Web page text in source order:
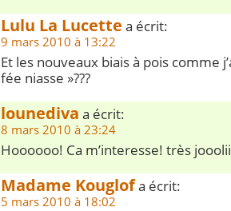
Lulu La Lucette a écrit:
9 mars 2010 à 13:22
Et les nouveaux biais à pois comme
fée niasse »???
lounediva a écrit:
8 mars 2010 à 23:24
Hoooooo! Ca m’interesse! très
Madame Kouglofa écrit:
5 mars 2010 à 18:02